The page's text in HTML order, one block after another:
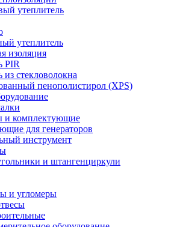
утеплитель
утеплитель
изоляция
PIR
из стекловолокна
пенополистирол (XPS)
и комплектующие
для генераторов
инструмент
и штангенциркули
и угломеры